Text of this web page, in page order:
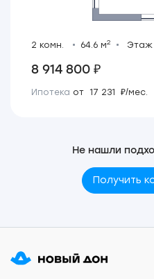
2 комн. 64.6 м2 Этаж
8 914 800 ₽
Ипотека от 17 231 ₽/мес.
Не нашли
Получить